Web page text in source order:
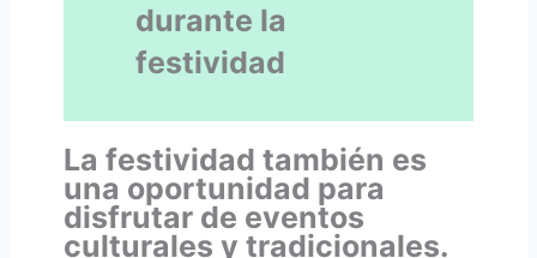
durante la
festividad
La festividad también es
una oportunidad para
disfrutar de eventos
culturales y tradicionales.